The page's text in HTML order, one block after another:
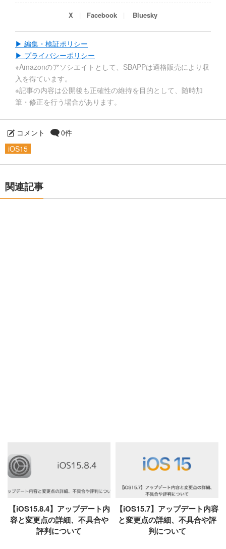
X Facebook Bluesky
▶ 編集・検証ポリシー
▶ プライバシーポリシー
※Amazonのアソシエイトとして、SBAPPは適格販売により収
入を得ています。
※記事の内容は公開後も正確性の維持を目的として、随時加
筆・修正を行う場合があります。
コメント
0件
iOS15
関連記事
【iOS15.8.4】アップデート内
容と変更点の詳細、不具合や
評判について
【iOS15.7】アップデート内容
と変更点の詳細、不具合や評
判について